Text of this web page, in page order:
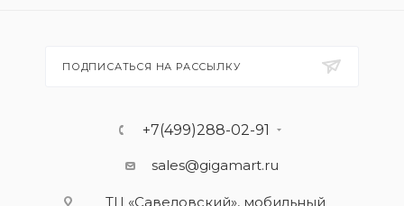
ПОДПИСАТЬСЯ НА РАССЫЛКУ
+7(499)288-02-91
sales@gigamart.ru
ТЦ «Савеловский», мобильный